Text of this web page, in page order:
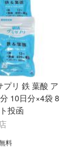
リ 鉄 葉酸 ア
10日分×4袋 8
投函
料